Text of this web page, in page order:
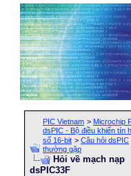
PIC Vietnam > Microchip
dsPIC - Bộ điều khiển tín
số 16-bit > Câu hỏi dsPIC
thường gặp
Hỏi về mạch nạp
dsPIC33F